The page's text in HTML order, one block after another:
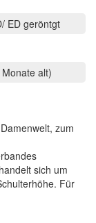
ED geröntgt
alt)
zum
sich um
Für